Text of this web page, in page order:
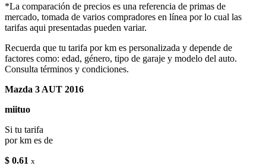
*La comparación de precios es una referencia de primas de
mercado, tomada de varios compradores en línea por lo cual las
tarifas aqui presentadas pueden variar.
Recuerda que tu tarifa por km es personalizada y depende de
factores como: edad, género, tipo de garaje y modelo del auto.
Consulta términos y condiciones.
Mazda 3 AUT 2016
miituo
Si tu tarifa
por km es de
$ 0.61 x